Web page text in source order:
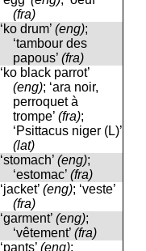
(fra)
‘ko drum’ (eng);
‘tambour des
papous’ (fra)
‘ko black parrot’
(eng); ‘ara noir,
perroquet à
trompe’ (fra);
‘Psittacus niger (L)’
(lat)
‘stomach’ (eng);
‘estomac’ (fra)
‘jacket’ (eng); ‘veste’
(fra)
‘garment’ (eng);
‘vêtement’ (fra)
‘pants’ (eng);